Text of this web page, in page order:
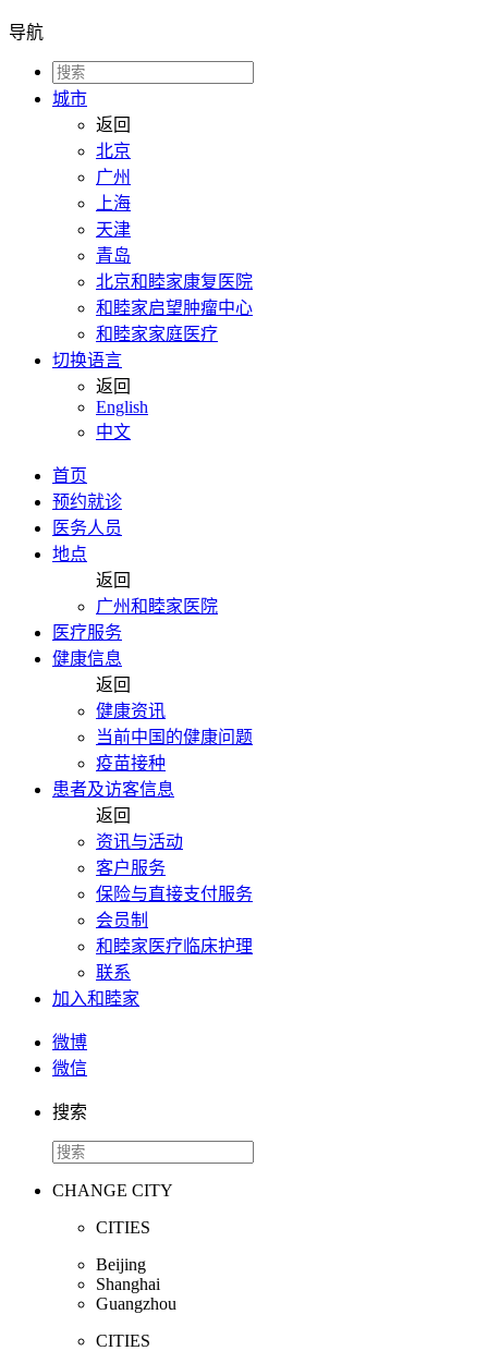
导航
城市
返回
北京
广州
上海
天津
青岛
北京和睦家康复医院
和睦家启望肿瘤中心
和睦家家庭医疗
切换语言
返回
English
中文
首页
预约就诊
医务人员
地点
返回
广州和睦家医院
医疗服务
健康信息
返回
健康资讯
当前中国的健康问题
疫苗接种
患者及访客信息
返回
资讯与活动
客户服务
保险与直接支付服务
会员制
和睦家医疗临床护理
联系
加入和睦家
微博
微信
搜索
CHANGE CITY
CITIES
Beijing
Shanghai
Guangzhou
CITIES